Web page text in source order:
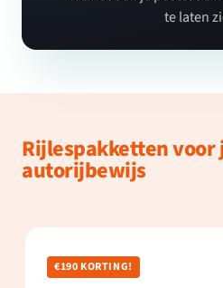
te laten
Rijlespakketten voor
autorijbewijs
€190 KORTING!